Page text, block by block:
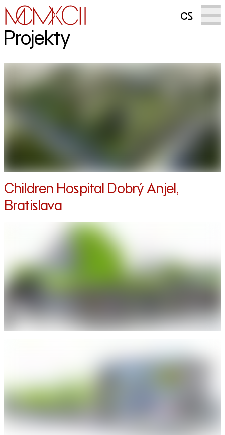
cs
Projekty
Children Hospital Dobrý Anjel,
Bratislava